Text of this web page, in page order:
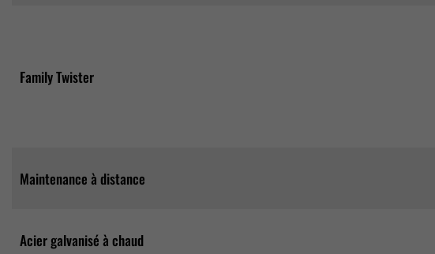
Family Twister
Maintenance à distance
Acier galvanisé à chaud